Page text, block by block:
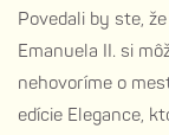
Povedali by ste,
Emanuela II. si
nehovoríme o
edície Elegance,